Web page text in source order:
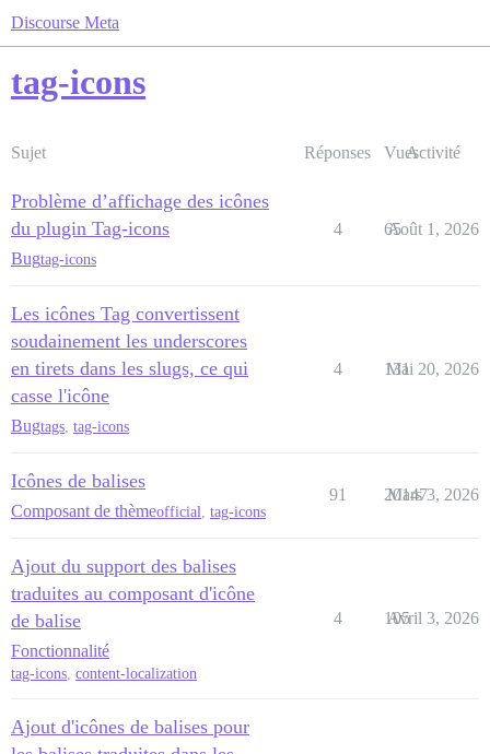
Discourse Meta
tag-icons
Sujet Réponses VuesActivité
Problème d’affichage des icônes
du plugin Tag-icons
Bugtag-icons
4 65
Août 1, 2026
Les icônes Tag convertissent
soudainement les underscores
en tirets dans les slugs, ce qui
casse l'icône
Bugtags tag-icons
4 131
Mai 20, 2026
Icônes de balises
Composant de thèmeofficial tag-icons
91 20147
Mars 3, 2026
Ajout du support des balises
traduites au composant d'icône
de balise
Fonctionnalité
tag-icons, content-localization
4 105
Avril 3, 2026
Ajout d'icônes de balises pour